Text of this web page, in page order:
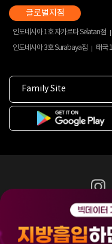
인도네시아 1호 자카르타 Selatan점
인도네시아 3호 Surabaya점
태국
Family Site
365mc 병·의